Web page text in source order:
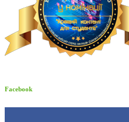
Facebook